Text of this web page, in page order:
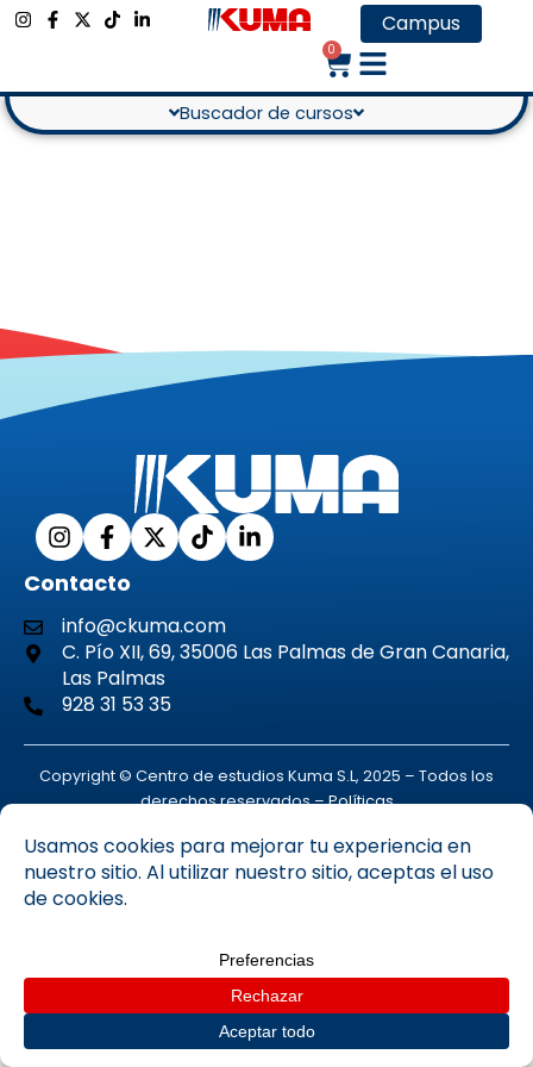
Campus
0
Buscador de cursos
Contacto
info@ckuma.com
C. Pío XII, 69, 35006 Las Palmas de Gran Canaria,
Las Palmas
928 31 53 35
Copyright © Centro de estudios Kuma S.L, 2025 – Todos los
derechos reservados –Políticas